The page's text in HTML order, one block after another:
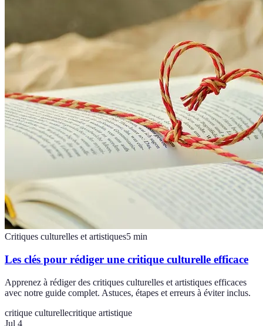
Critiques culturelles et artistiques5 min
Les clés pour rédiger une critique culturelle efficace
Apprenez à rédiger des critiques culturelles et artistiques efficaces
avec notre guide complet. Astuces, étapes et erreurs à éviter inclus.
critique culturellecritique artistique
Jul 4